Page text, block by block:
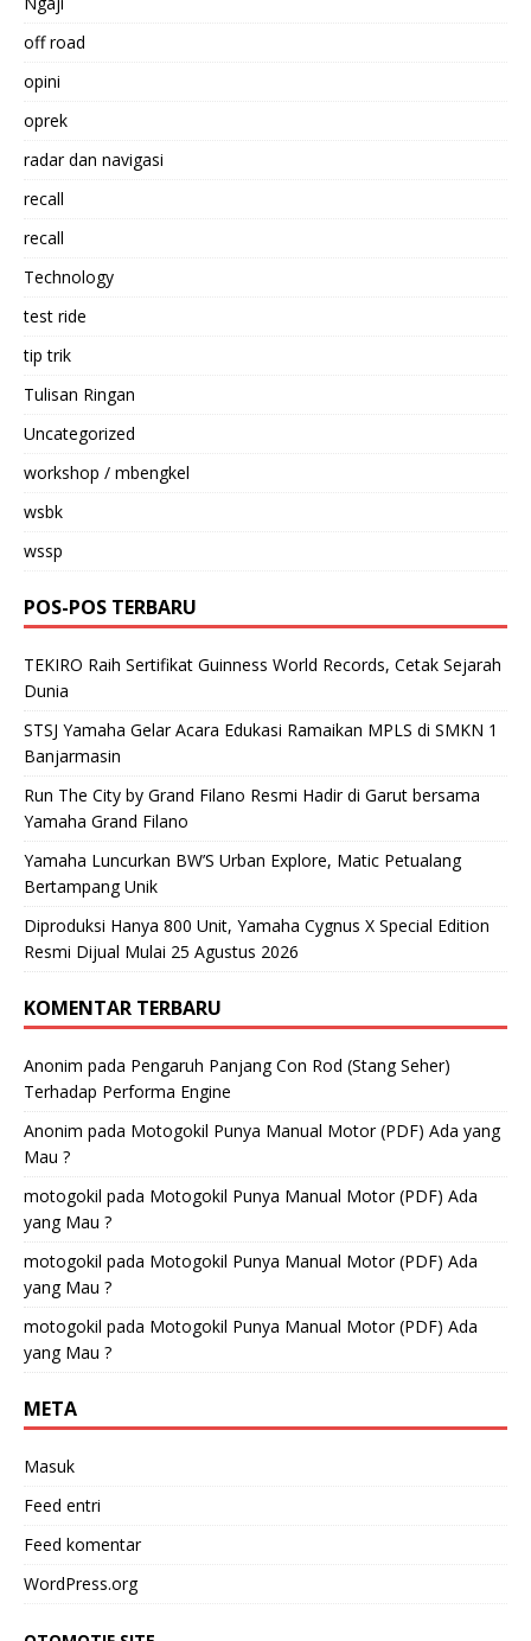
off road
opini
oprek
radar dan navigasi
recall
recall
Technology
test ride
tip trik
Tulisan Ringan
Uncategorized
workshop / mbengkel
wsbk
wssp
POS-POS TERBARU
TEKIRO Raih Sertifikat Guinness World Records, Cetak Sejarah
Dunia
STSJ Yamaha Gelar Acara Edukasi Ramaikan MPLS di SMKN 1
Banjarmasin
Run The City by Grand Filano Resmi Hadir di Garut bersama
Yamaha Grand Filano
Yamaha Luncurkan BW’S Urban Explore, Matic Petualang
Bertampang Unik
Diproduksi Hanya 800 Unit, Yamaha Cygnus X Special Edition
Resmi Dijual Mulai 25 Agustus 2026
KOMENTAR TERBARU
Anonim pada Pengaruh Panjang Con Rod (Stang Seher)
Terhadap Performa Engine
Anonim pada Motogokil Punya Manual Motor (PDF) Ada yang
Mau ?
motogokil pada Motogokil Punya Manual Motor (PDF) Ada
yang Mau ?
motogokil pada Motogokil Punya Manual Motor (PDF) Ada
yang Mau ?
motogokil pada Motogokil Punya Manual Motor (PDF) Ada
yang Mau ?
META
Masuk
Feed entri
Feed komentar
WordPress.org